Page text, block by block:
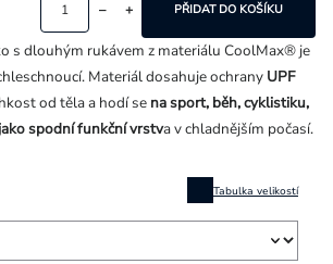
Tabulka velikostí
PŘIDAT DO KOŠÍKU
s dlouhým rukávem z materiálu CoolMax® je
Materiál dosahuje ochrany UPF
od těla a hodí se na sport, běh, cyklistiku,
spodní funkční vrstva v chladnějším počasí.